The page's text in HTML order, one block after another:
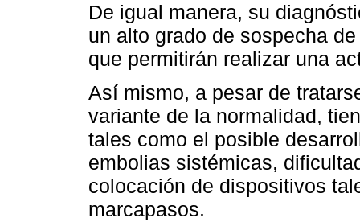
De igual manera, su
un alto grado de sospecha
que permitirán realizar una
Así mismo, a pesar de
variante de la normalidad,
tales como el posible
embolias sistémicas,
colocación de dispositivos
marcapasos.